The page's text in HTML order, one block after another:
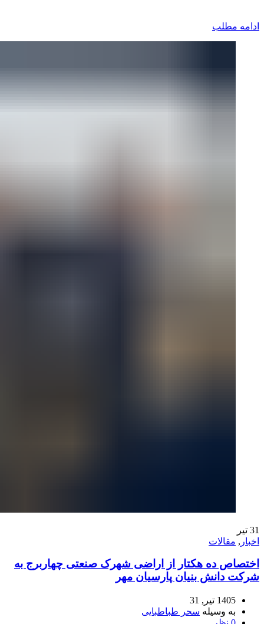
ادامه مطلب
31 تیر
اخبار , مقالات
اختصاص ده هکتار از اراضی شهرک صنعتی چهاربرج به
شرکت دانش بنیان پارسیان مهر
1405 تیر, 31
به وسیله سحر طباطبایی